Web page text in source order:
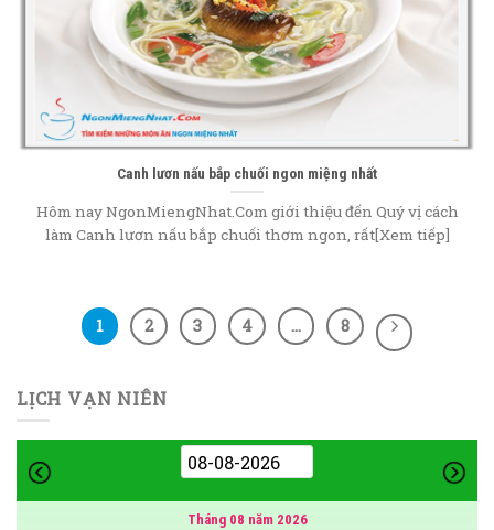
Canh lươn nấu bắp chuối ngon miệng nhất
Hôm nay NgonMiengNhat.Com giới thiệu đến Quý vị cách
làm Canh lươn nấu bắp chuối thơm ngon, rất[Xem tiếp]
1 2 3 4 … 8
LỊCH VẠN NIÊN
Tháng 08 năm 2026